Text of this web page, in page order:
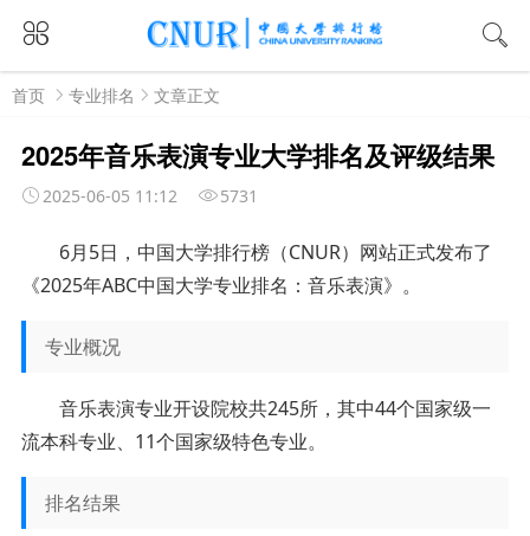
首页 专业排名 文章正文
2025年音乐表演专业大学排名及评级结果
2025-06-05 11:12 5731
6月5日，中国大学排行榜（CNUR）网站正式发布了
《2025年ABC中国大学专业排名：音乐表演》。
专业概况
音乐表演专业开设院校共245所，其中44个国家级一
流本科专业、11个国家级特色专业。
排名结果